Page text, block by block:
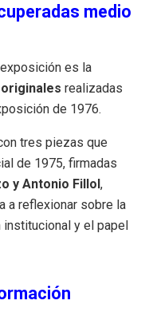
medio
es la
realizadas
de 1976.
tres piezas que
de 1975, firmadas
y Antonio Fillol ,
a reflexionar sobre la
y el papel